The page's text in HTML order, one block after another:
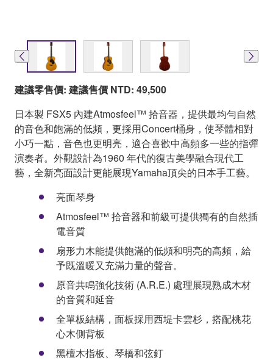
建議零售價: 建議售價 NTD: 49,500
日本製 FSX5 內建Atmosfeel™ 拾音器，提供最均勻自然
的音色和飽滿的低頻，更採用Concert桶身，使琴體相對
小巧一點，音色也更明亮，適合喜歡中高頻多一些的指彈
演奏者。外觀設計為1960 年代的復古美學融合現代工
藝，全新亮面設計更能展現Yamaha頂尖的日本手工藝。
亮面琴身
Atmosfeel™ 拾音器和前級可提供獨有的自然插
電音質
扇形力木能提供飽滿的低頻和明亮的高頻，給
予既溫暖又充滿力量的聲音。
原音共鳴強化技術 (A.R.E.) 處理展現熟成木材
的音質和延音
全單板結構，面板採用西堤卡雲杉，搭配桃花
心木側背板
黑檀木指板、琴橋和弦釘